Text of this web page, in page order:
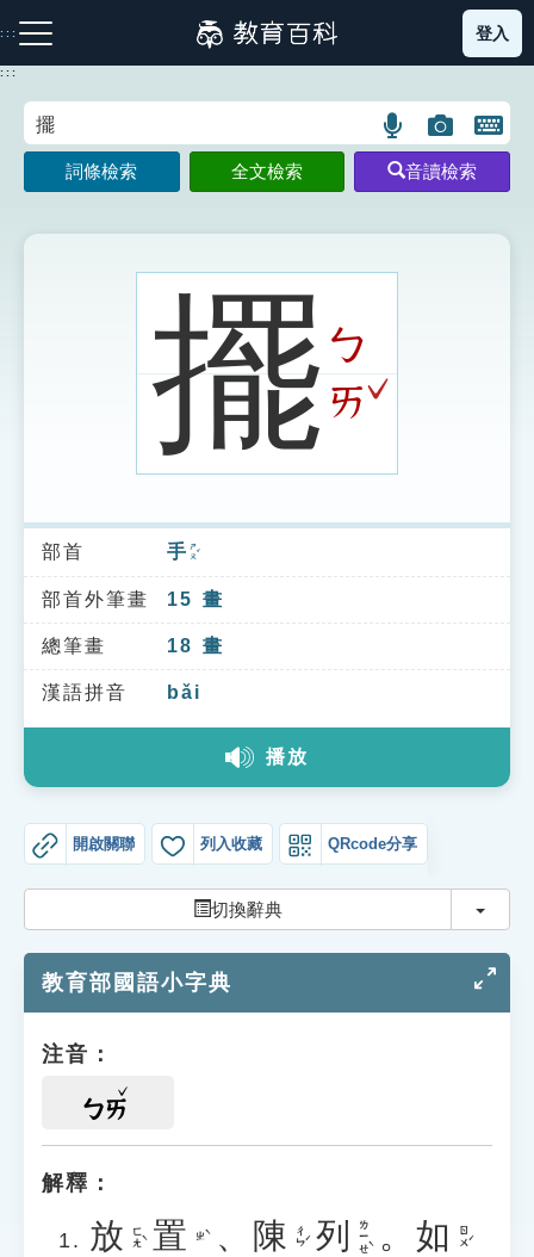
到
主
:::
注音索引圖示 筆畫索引圖示 部首索引表圖示
索引選單
知識索引
單字索引
生命大百科索引
教學應用
貓頭鷹博士
登入
:::
語
言
搜
示
圖
片
搜
開
鍵
圖
詞條檢索 全文檢索 音讀檢索
擺ㄅ
ㄞ ˇ
部首 手 ㄕㄡˇ
部首外筆畫 15 畫
總筆畫 18 畫
漢語拼音 bǎi
播放
開啟關聯 列入收藏 QRcode分享
切換辭典 切換
教育部國語小字典
注音：
ㄅㄞ
解釋：
放 ㄈㄤˋ 置 ㄓˋ 、 陳 ㄔㄣˊ 列 ㄌㄧㄝˋ 。 如 ㄖㄨˊ